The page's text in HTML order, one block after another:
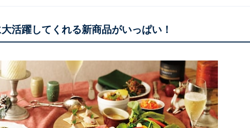
活躍してくれる新商品がいっぱい！